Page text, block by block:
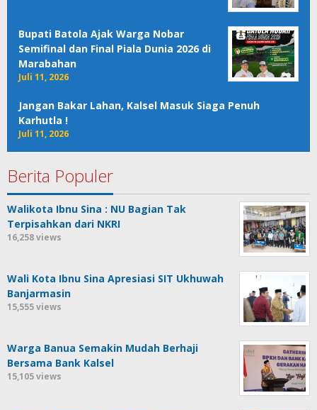
Bupati Batola Ajak Warga Nobar
Semifinal dan Final Piala Dunia 2026 di
Marabahan
Juli 11, 2026
Jangan Bakar Lahan, Kalsel Masuk Siaga Penuh
Karhutla !
Juli 11, 2026
Berita Populer
Walikota Ibnu Sina : NU Bagian Tak
Terpisahkan dari NKRI
16,258 views
Wali Kota Ibnu Sina Apresiasi SIT Ukhuwah
Banjarmasin
15,555 views
Warga Banua Semakin Mudah Berhaji
Bersama Bank Kalsel
15,105 views